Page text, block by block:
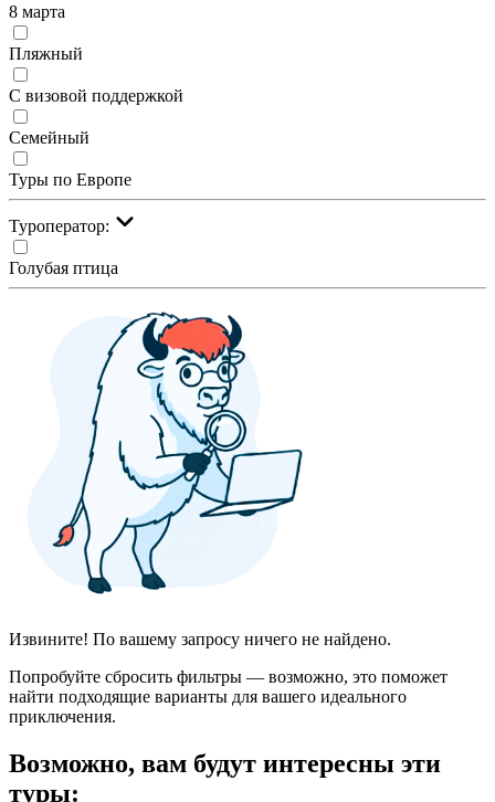
8 марта
Пляжный
С визовой поддержкой
Семейный
Туры по Европе
Туроператор:
Голубая птица
Извините! По вашему запросу ничего не найдено.
Попробуйте сбросить фильтры — возможно, это поможет
найти подходящие варианты для вашего идеального
приключения.
Возможно, вам будут интересны эти
туры: